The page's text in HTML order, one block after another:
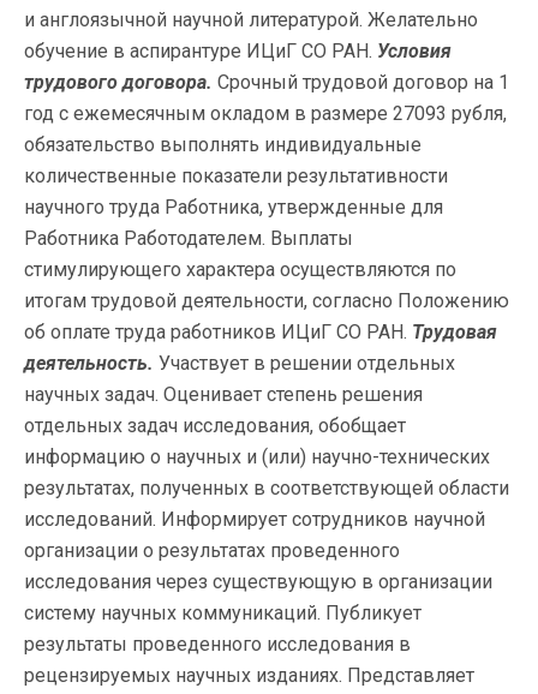
и англоязычной научной литературой. Желательно
обучение в аспирантуре ИЦиГ СО РАН. Условия
трудового договора. Срочный трудовой договор на 1
год с ежемесячным окладом в размере 27093 рубля,
обязательство выполнять индивидуальные
количественные показатели результативности
научного труда Работника, утвержденные для
Работника Работодателем. Выплаты
стимулирующего характера осуществляются по
итогам трудовой деятельности, согласно Положению
об оплате труда работников ИЦиГ СО РАН. Трудовая
деятельность. Участвует в решении отдельных
научных задач. Оценивает степень решения
отдельных задач исследования, обобщает
информацию о научных и (или) научно-технических
результатах, полученных в соответствующей области
исследований. Информирует сотрудников научной
организации о результатах проведенного
исследования через существующую в организации
систему научных коммуникаций. Публикует
результаты проведенного исследования в
рецензируемых научных изданиях. Представляет